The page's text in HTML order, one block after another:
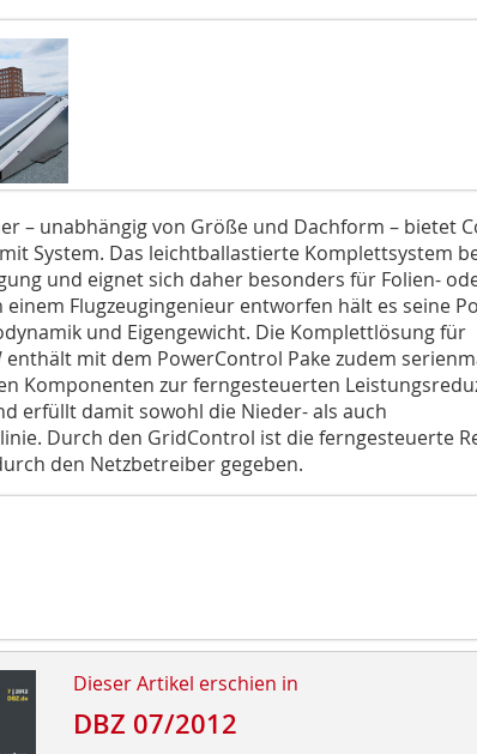
– unabhängig von Größe und Dachform – bietet
System. Das leichtballastierte Komplettsystem
und eignet sich daher besonders für Folien-
einem Flugzeugingenieur entworfen hält es seine
und Eigengewicht. Die Komplettlösung für
enthält mit dem PowerControl Pake zudem
Komponenten zur ferngesteuerten
erfüllt damit sowohl die Nieder- als auch
Durch den GridControl ist die ferngesteuerte
den Netzbetreiber gegeben.
Dieser Artikel erschien in
DBZ 07/2012